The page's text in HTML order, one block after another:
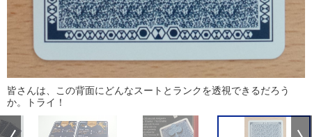
皆さんは、この背面にどんなスートとランクを透視できるだろう
か。トライ！